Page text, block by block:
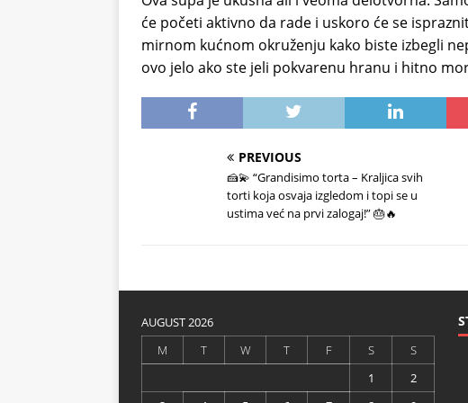
će početi aktivno da rade i uskoro će se
mirnom kućnom okruženju kako biste izbegli
ovo jelo ako ste jeli pokvarenu hranu i hitno
PREVIOUS
🍰💫 “Grandisimo torta – Kraljica svih
torti koja osvaja izgledom i topi se u
ustima već na prvi zalogaj!” 🎂🔥
AUGUST 2026
M
T W T F S
S
1
2